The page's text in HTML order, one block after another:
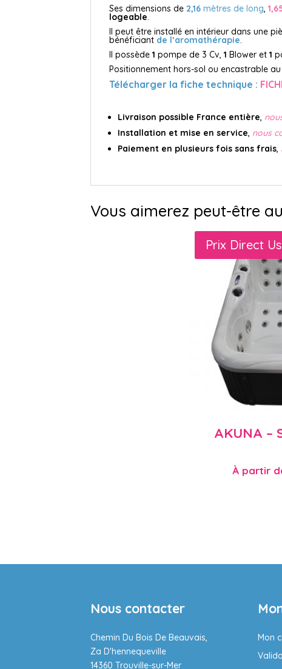
Ses dimensions de 2,16 mètres de long,
logeable.
Il peut être installé en intérieur dans une
bénéficiant de l’aromathérapie.
Il possède1 pompe de 3 Cv,1 Blower et1
Positionnement hors-sol ou encastrable au
Télécharger la fiche technique :
Livraison possible France entière,
Installation et mise en service, nous
Paiement en plusieurs fois sans frais,
Vous aimerez peut-être
Prix Direct
AKUNA –
À partir
Nous contacter
Chemin Du Bois De Beauvais,
Za D'hennequeville
14360 Trouville-sur-Mer
Mon